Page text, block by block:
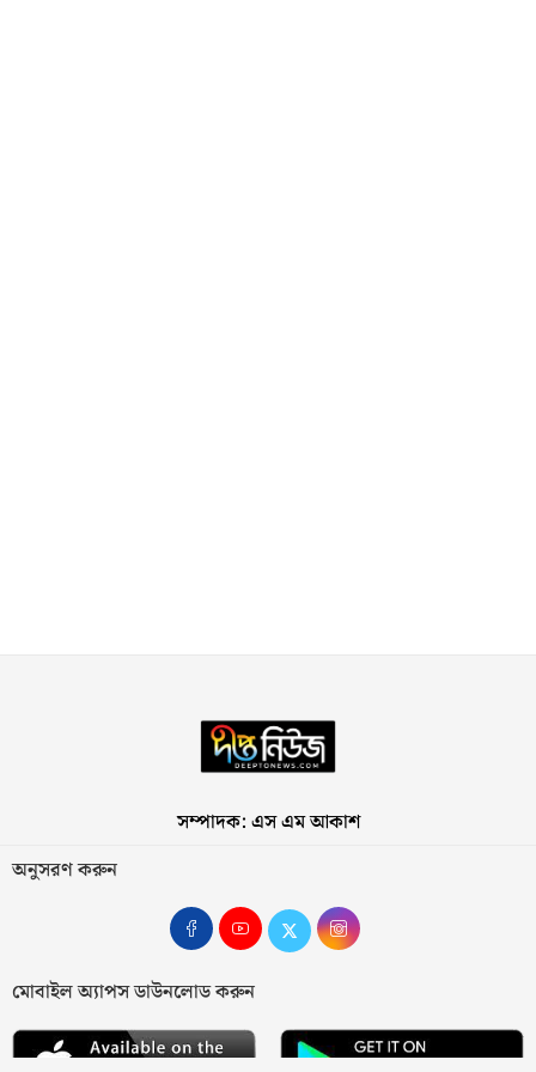
সম্পাদক: এস এম আকাশ
অনুসরণ করুন
মোবাইল অ্যাপস ডাউনলোড করুন